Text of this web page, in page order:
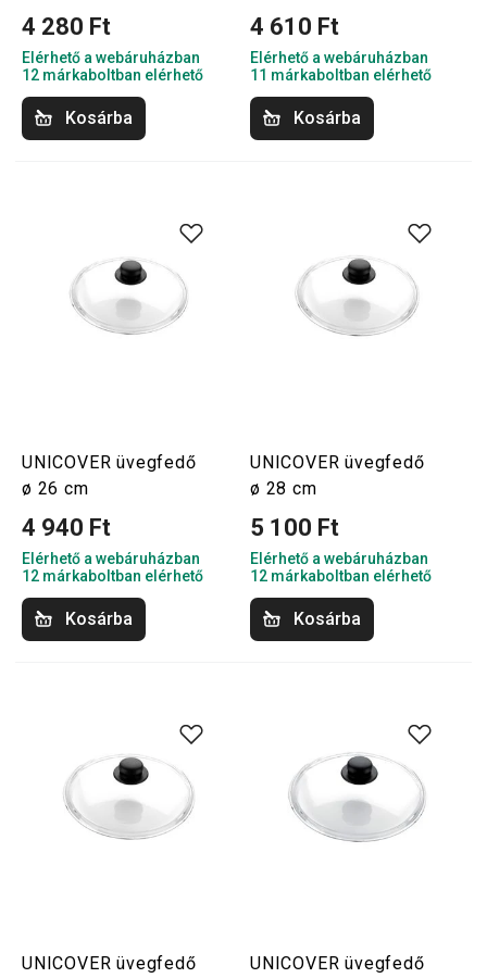
4 280 Ft
Elérhető a webáruházban
12 márkaboltban elérhető
Kosárba
4 610 Ft
Elérhető a webáruházban
11 márkaboltban elérhető
Kosárba
UNICOVER üvegfedő
ø 26 cm
4 940 Ft
Elérhető a webáruházban
12 márkaboltban elérhető
Kosárba
UNICOVER üvegfedő
ø 28 cm
5 100 Ft
Elérhető a webáruházban
12 márkaboltban elérhető
Kosárba
UNICOVER üvegfedő
UNICOVER üvegfedő